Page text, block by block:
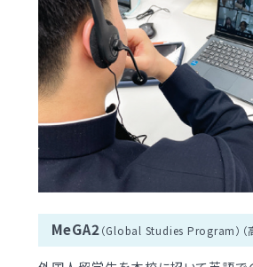
新着情報
明訓の学び（カリキュラムポリ
施設紹介
今月の予定
よくある質問
教員募集
明訓同窓会
動画ライブラリー
卒業生調査書交付手順
各種証明書交付手順
学校案内
新着情報
明訓の学び（カリキュラムポリ
施設紹介
今月の予定
MeGA2（Global Studies Program）（高